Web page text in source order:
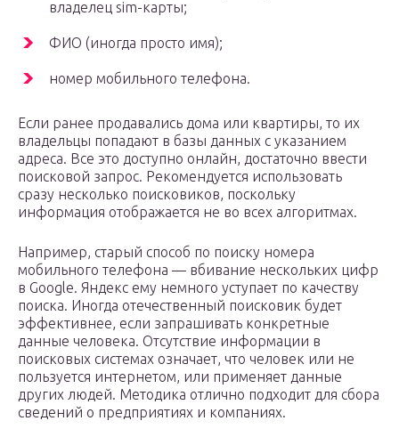
владелец sim-карты;
ФИО (иногда просто имя);
номер мобильного телефона.
Если ранее продавались дома или квартиры, то их
владельцы попадают в базы данных с указанием
адреса. Все это доступно онлайн, достаточно ввести
поисковой запрос. Рекомендуется использовать
сразу несколько поисковиков, поскольку
информация отображается не во всех алгоритмах.
Например, старый способ по поиску номера
мобильного телефона — вбивание нескольких цифр
в Google. Яндекс ему немного уступает по качеству
поиска. Иногда отечественный поисковик будет
эффективнее, если запрашивать конкретные
данные человека. Отсутствие информации в
поисковых системах означает, что человек или не
пользуется интернетом, или применяет данные
других людей. Методика отлично подходит для сбора
сведений о предприятиях и компаниях.